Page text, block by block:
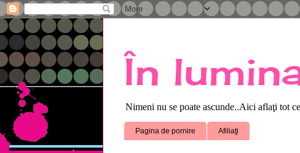
În
Nimeni nu se poate ascunde..Aici aflaţi tot
Pagina de pornire Afiliaţi